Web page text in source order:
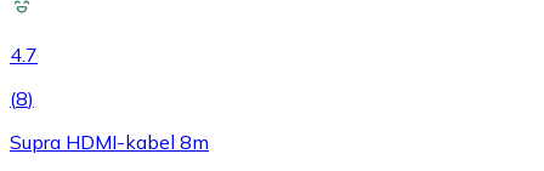
4.7
(8)
Supra HDMI-kabel 8m